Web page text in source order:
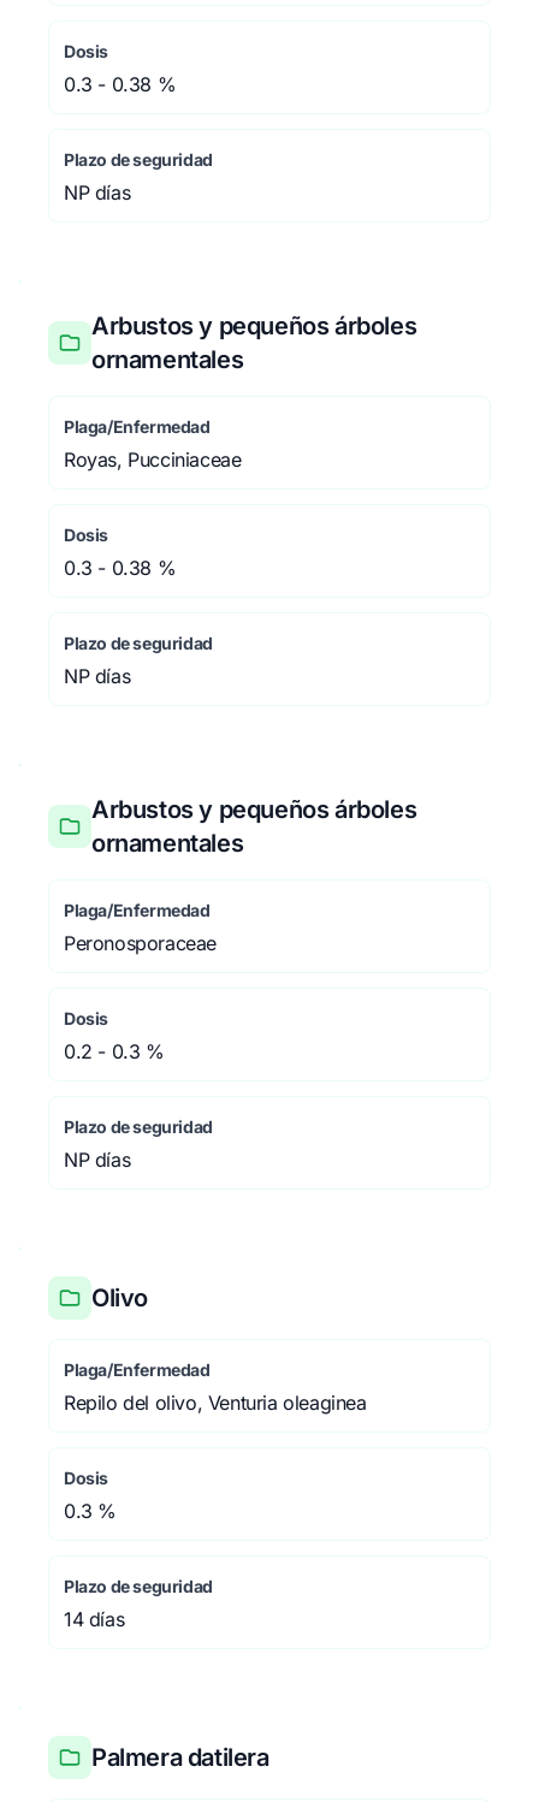
Dosis
0.3 - 0.38 %
Plazo de seguridad
NP días
Arbustos y pequeños árboles
ornamentales
Plaga/Enfermedad
Royas, Pucciniaceae
Dosis
0.3 - 0.38 %
Plazo de seguridad
NP días
Arbustos y pequeños árboles
ornamentales
Plaga/Enfermedad
Peronosporaceae
Dosis
0.2 - 0.3 %
Plazo de seguridad
NP días
Olivo
Plaga/Enfermedad
Repilo del olivo, Venturia oleaginea
Dosis
0.3 %
Plazo de seguridad
14 días
Palmera datilera